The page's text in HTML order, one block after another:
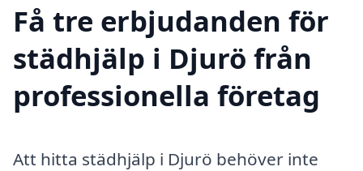
Få tre erbjudanden för
städhjälp i Djurö från
professionella företag
Att hitta städhjälp i Djurö behöver inte